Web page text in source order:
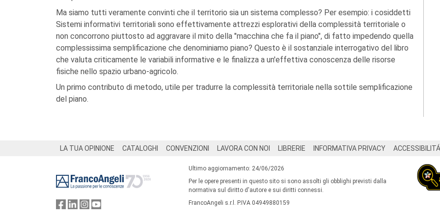
Ma siamo tutti veramente convinti che il territorio sia un sistema complesso? Per esempio: i cosiddetti
Sistemi informativi territoriali sono effettivamente attrezzi esplorativi della complessità territoriale o
non concorrono piuttosto ad aggravare il mito della "macchina che fa il piano", di fatto impedendo quella
complessissima semplificazione che denominiamo piano? Questo è il sostanziale interrogativo del libro
che valuta criticamente le variabili informative e le finalizza a un'effettiva conoscenza delle risorse
fisiche nello spazio urbano-agricolo.
Un primo contributo di metodo, utile per tradurre la complessità territoriale nella sottile semplificazione
del piano.
LA TUA OPINIONE CATALOGHI CONVENZIONI LAVORA CON NOI LIBRERIE INFORMATIVA PRIVACY ACCESSIBILITÁ
Ultimo aggiornamento: 24/06/2026
Per le opere presenti in questo sito si sono assolti gli obblighi previsti dalla
normativa sul diritto d'autore e sui diritti connessi.
FrancoAngeli s.r.l. P.IVA 04949880159